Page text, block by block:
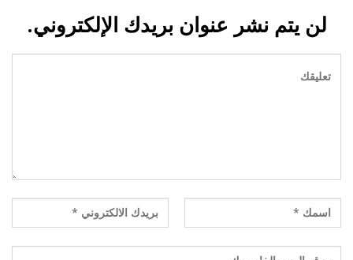
لن يتم نشر عنوان بريدك الإلكتروني.